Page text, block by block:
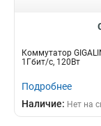
Коммутатор
1Гбит/с, 120Вт
Подробнее
Наличие: Нет на